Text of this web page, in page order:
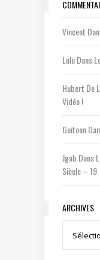
Vincent
LuluDans
Hubert De
Vidéo !
Guitoon
Jgab Dans
Siècle – 19
ARCHIVES
Archives